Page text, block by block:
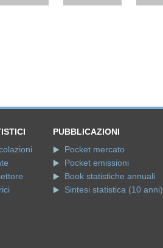
PUBBLICAZIONI
Pocket mercato
Pocket emissioni
Book statistiche annuali
Sintesi statistica (10 anni)